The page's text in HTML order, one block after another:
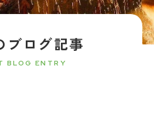
ブログ記事
BLOG ENTRY